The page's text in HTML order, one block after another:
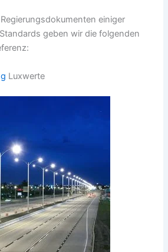
einiger
geben wir die folgenden
Luxwerte